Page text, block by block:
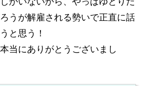
うが解雇される勢いで正直に話
と思う！
当にありがとうございまし